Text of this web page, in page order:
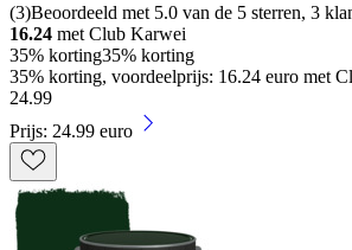
(3)Beoordeeld met 5.0 van de 5 sterren, 3
16.24 met Club Karwei
35% korting35% korting
35% korting, voordeelprijs: 16.24 euro met
24.99
Prijs: 24.99 euro